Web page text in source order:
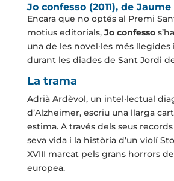
Jo confesso (2011), de
Encara que no optés al Premi
motius editorials, Jo confesso
una de les novel·les més llegides
durant les diades de Sant Jordi
La trama
Adrià Ardèvol, un intel·lectual
d’Alzheimer, escriu una llarga
estima. A través dels seus
seva vida i la història d’un violí
XVIII marcat pels grans horrors
europea.